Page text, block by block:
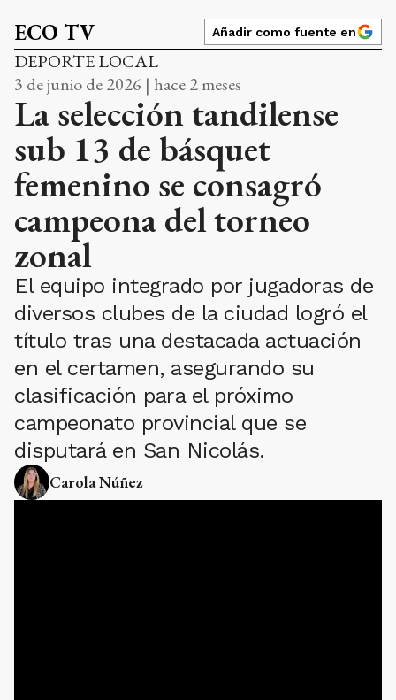
ECO TV Añadir como fuente en
DEPORTE LOCAL
3 de junio de 2026 | hace 2 meses
La selección tandilense
sub 13 de básquet
femenino se consagró
campeona del torneo
zonal
El equipo integrado por jugadoras de
diversos clubes de la ciudad logró el
título tras una destacada actuación
en el certamen, asegurando su
clasificación para el próximo
campeonato provincial que se
disputará en San Nicolás.
Carola Núñez